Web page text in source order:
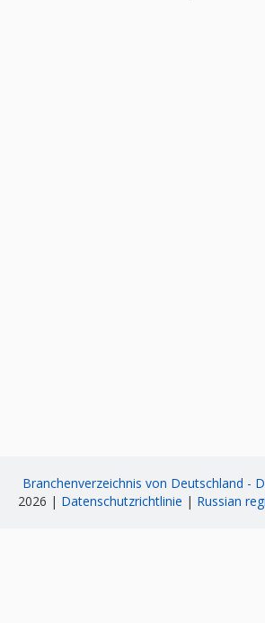
Branchenverzeichnis von Deutschland -
2026 | Datenschutzrichtlinie | Russian